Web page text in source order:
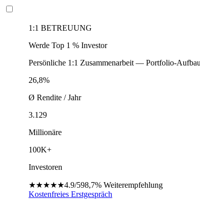
1:1 BETREUUNG
Werde Top 1 % Investor
Persönliche 1:1 Zusammenarbeit — Portfolio-
26,8%
Ø Rendite / Jahr
3.129
Millionäre
100K+
Investoren
★★★★★4.9/598,7% Weiterempfehlung
Kostenfreies Erstgespräch